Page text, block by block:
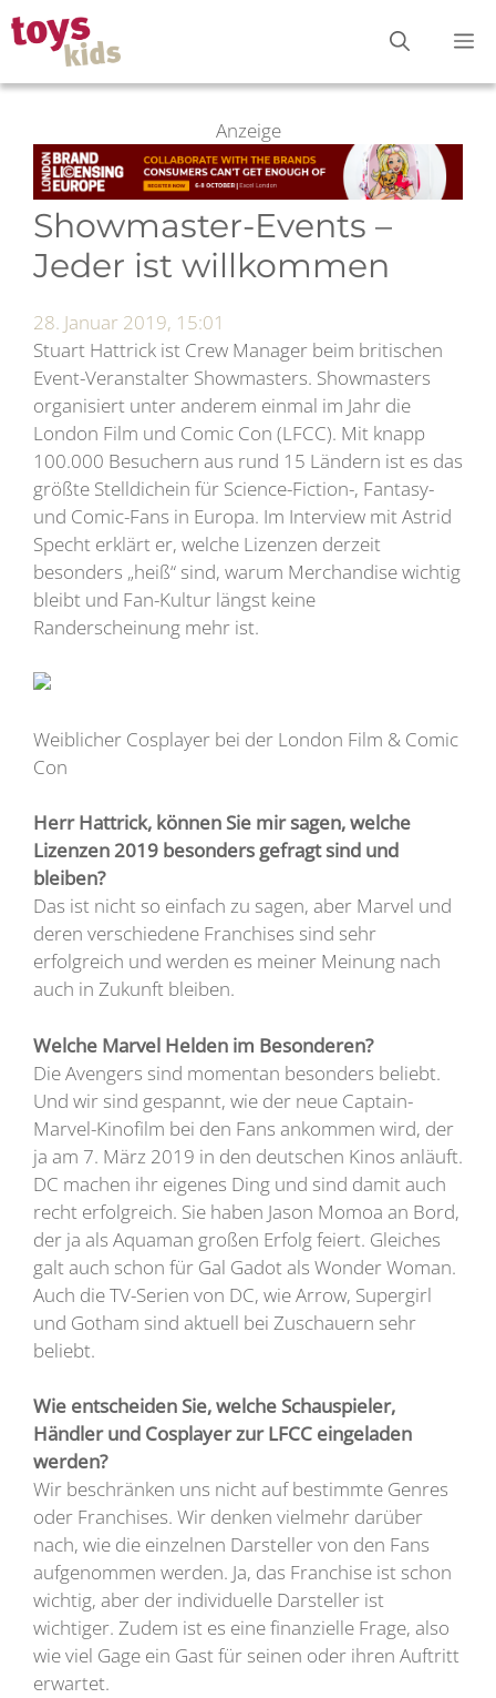
Zum
Inhalt
springen
Anzeige
Showmaster-Events –
Jeder ist willkommen
28. Januar 2019, 15:01
Stuart Hattrick ist Crew Manager beim britischen
Event-Veranstalter Showmasters. Showmasters
organisiert unter anderem einmal im Jahr die
London Film und Comic Con (LFCC). Mit knapp
100.000 Besuchern aus rund 15 Ländern ist es das
größte Stelldichein für Science-Fiction-, Fantasy-
und Comic-Fans in Europa. Im Interview mit Astrid
Specht erklärt er, welche Lizenzen derzeit
besonders „heiß“ sind, warum Merchandise wichtig
bleibt und Fan-Kultur längst keine
Randerscheinung mehr ist.
Weiblicher Cosplayer bei der London Film & Comic
Con
Herr Hattrick, können Sie mir sagen, welche
Lizenzen 2019 besonders gefragt sind und
bleiben?
Das ist nicht so einfach zu sagen, aber Marvel und
deren verschiedene Franchises sind sehr
erfolgreich und werden es meiner Meinung nach
auch in Zukunft bleiben.
Welche Marvel Helden im Besonderen?
Die Avengers sind momentan besonders beliebt.
Und wir sind gespannt, wie der neue Captain-
Marvel-Kinofilm bei den Fans ankommen wird, der
ja am 7. März 2019 in den deutschen Kinos anläuft.
DC machen ihr eigenes Ding und sind damit auch
recht erfolgreich. Sie haben Jason Momoa an Bord,
der ja als Aquaman großen Erfolg feiert. Gleiches
galt auch schon für Gal Gadot als Wonder Woman.
Auch die TV-Serien von DC, wie Arrow, Supergirl
und Gotham sind aktuell bei Zuschauern sehr
beliebt.
Wie entscheiden Sie, welche Schauspieler,
Händler und Cosplayer zur LFCC eingeladen
werden?
Wir beschränken uns nicht auf bestimmte Genres
oder Franchises. Wir denken vielmehr darüber
nach, wie die einzelnen Darsteller von den Fans
aufgenommen werden. Ja, das Franchise ist schon
wichtig, aber der individuelle Darsteller ist
wichtiger. Zudem ist es eine finanzielle Frage, also
wie viel Gage ein Gast für seinen oder ihren Auftritt
erwartet.